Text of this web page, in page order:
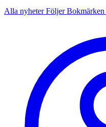
Alla nyheterFöljerBokmärken